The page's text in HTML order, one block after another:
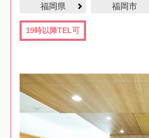
福岡県 福岡市
19時以降TEL可